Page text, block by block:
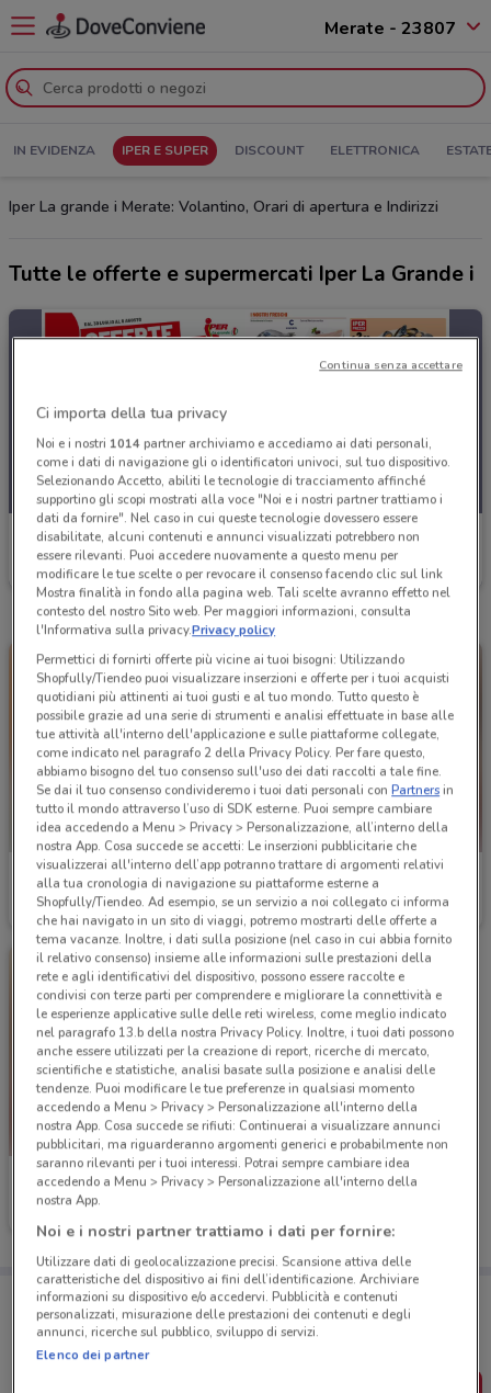
Merate - 23807
IN EVIDENZA IPER E SUPER DISCOUNT ELETTRONICA
Iper La grande i Merate: Volantino, Orari di apertura e Indirizzi
Tutte le offerte e supermercati Iper La Grande i
Iper La grande i
Scade domani 9.8 km
Iper La grande i
Scade il 31/08 9.8 km
Iper La grande i
Scade il 16/08
Iper La grande i
Porta DoveConviene sempre con te!
Puoi trovare le migliori offerte dei negozi vicino a te,
salvarle e creare la tua lista del risparmio, comodamente
dal tuo cellulare.
Ci importa della tua privacy
Noi e i nostri 1014partner archiviamo e accediamo ai dati personali,
come i dati di navigazione gli o identificatori univoci, sul tuo dispositivo.
Selezionando Accetto, abiliti le tecnologie di tracciamento affinché
supportino gli scopi mostrati alla voce "Noi e i nostri partner trattiamo i
dati da fornire". Nel caso in cui queste tecnologie dovessero essere
disabilitate, alcuni contenuti e annunci visualizzati potrebbero non
essere rilevanti. Puoi accedere nuovamente a questo menu per
modificare le tue scelte o per revocare il consenso facendo clic sul link
Mostra finalità in fondo alla pagina web. Tali scelte avranno effetto nel
contesto del nostro Sito web. Per maggiori informazioni, consulta
l'Informativa sulla privacy.Privacy policy
Permettici di fornirti offerte più vicine ai tuoi bisogni: Utilizzando
Shopfully/Tiendeo puoi visualizzare inserzioni e offerte per i tuoi acquisti
quotidiani più attinenti ai tuoi gusti e al tuo mondo. Tutto questo è
possibile grazie ad una serie di strumenti e analisi effettuate in base alle
tue attività all'interno dell'applicazione e sulle piattaforme collegate,
come indicato nel paragrafo 2 della Privacy Policy. Per fare questo,
abbiamo bisogno del tuo consenso sull'uso dei dati raccolti a tale fine.
Se dai il tuo consenso condivideremo i tuoi dati personali conPartnersin
tutto il mondo attraverso l’uso di SDK esterne. Puoi sempre cambiare
idea accedendo a Menu > Privacy > Personalizzazione, all’interno della
nostra App. Cosa succede se accetti: Le inserzioni pubblicitarie che
visualizzerai all'interno dell’app potranno trattare di argomenti relativi
alla tua cronologia di navigazione su piattaforme esterne a
Shopfully/Tiendeo. Ad esempio, se un servizio a noi collegato ci informa
che hai navigato in un sito di viaggi, potremo mostrarti delle offerte a
tema vacanze. Inoltre, i dati sulla posizione (nel caso in cui abbia fornito
il relativo consenso) insieme alle informazioni sulle prestazioni della
rete e agli identificativi del dispositivo, possono essere raccolte e
condivisi con terze parti per comprendere e migliorare la connettività e
le esperienze applicative sulle delle reti wireless, come meglio indicato
nel paragrafo 13.b della nostra Privacy Policy. Inoltre, i tuoi dati possono
anche essere utilizzati per la creazione di report, ricerche di mercato,
scientifiche e statistiche, analisi basate sulla posizione e analisi delle
tendenze. Puoi modificare le tue preferenze in qualsiasi momento
accedendo a Menu > Privacy > Personalizzazione all'interno della
nostra App. Cosa succede se rifiuti: Continuerai a visualizzare annunci
pubblicitari, ma riguarderanno argomenti generici e probabilmente non
saranno rilevanti per i tuoi interessi. Potrai sempre cambiare idea
accedendo a Menu > Privacy > Personalizzazione all'interno della
nostra App.
Noi e i nostri partner trattiamo i dati per fornire:
Utilizzare dati di geolocalizzazione precisi. Scansione attiva delle
caratteristiche del dispositivo ai fini dell’identificazione. Archiviare
informazioni su dispositivo e/o accedervi. Pubblicità e contenuti
personalizzati, misurazione delle prestazioni dei contenuti e degli
annunci, ricerche sul pubblico, sviluppo di servizi.
Elenco dei partner
Continua senza accettare